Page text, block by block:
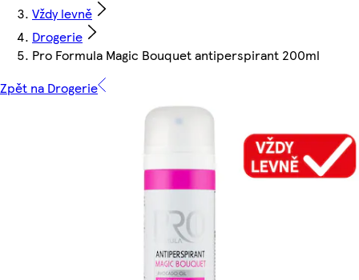
Vždy levně
Drogerie
Pro Formula Magic Bouquet antiperspirant 200ml
Zpět na Drogerie